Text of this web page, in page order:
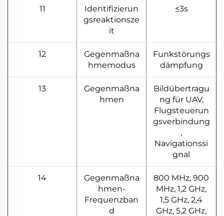
11
Identifizierun
gsreaktionsze
it
≤3s
12
Gegenmaßna
hmemodus
Funkstörungs
dämpfung
13
Gegenmaßna
hmen
Bildübertragu
ng für UAV,
Flugsteuerun
gsverbindung
,
Navigationssi
gnal
14
Gegenmaßna
hmen-
Frequenzban
d
800 MHz, 900
MHz, 1,2 GHz,
1,5 GHz, 2,4
GHz, 5,2 GHz,